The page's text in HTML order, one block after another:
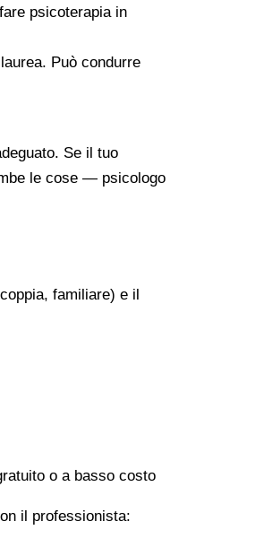
psicoterapia in
Può condurre
Se il tuo
le cose — psicologo
familiare) e il
o a basso costo
il professionista: